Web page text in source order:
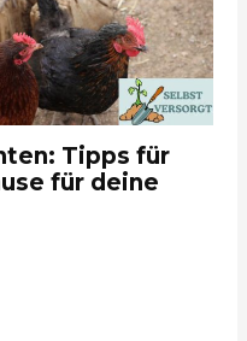
Tipps für
für deine